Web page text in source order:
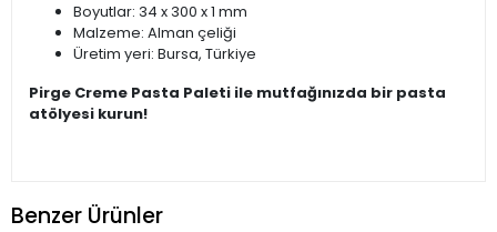
Boyutlar: 34 x 300 x 1 mm
Malzeme: Alman çeliği
Üretim yeri: Bursa, Türkiye
Pirge Creme Pasta Paleti ile mutfağınızda bir pasta
atölyesi kurun!
Benzer Ürünler